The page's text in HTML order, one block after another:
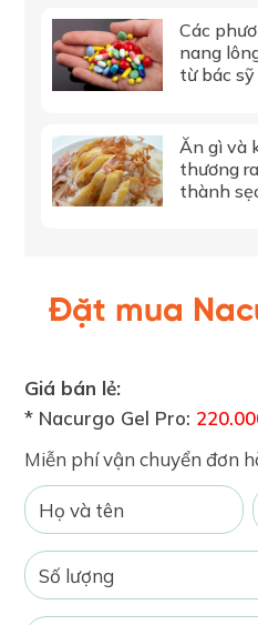
Các
nang
từ bác sỹ
Ăn gì và
thương
thành
Đặt mua
Giá bán lẻ:
* Nacurgo Gel Pro:
Miễn phí vận chuyển đơn